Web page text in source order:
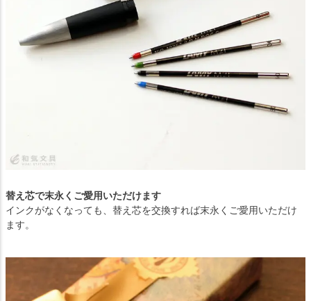
替え芯で末永くご愛用いただけます
インクがなくなっても、替え芯を交換すれば末永くご愛用いただけ
ます。